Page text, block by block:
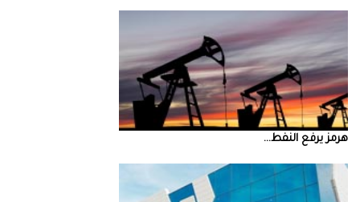
‮‬هرمز‮‬‭ ‬يرفع‭ ‬النفط‭ ...